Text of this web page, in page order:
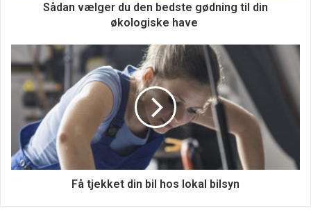
Produktemballage er en vigtig del af enhver virksomheds
brandingstrategi. Det er ofte det første indtryk, kunderne
får af dit produkt eller din tjenesteydelse, så den skal være
iøjnefaldende og mindeværdig. En god grafisk designer vil
være i stand til at skabe emballage, der både er visuelt
tiltalende og informativ, samtidig med at den overholder
de standarder, der er fastsat af din virksomheds
Sådan vælger du den bedste gødning til din
økologiske have
Få tjekket din bil hos lokal bilsyn